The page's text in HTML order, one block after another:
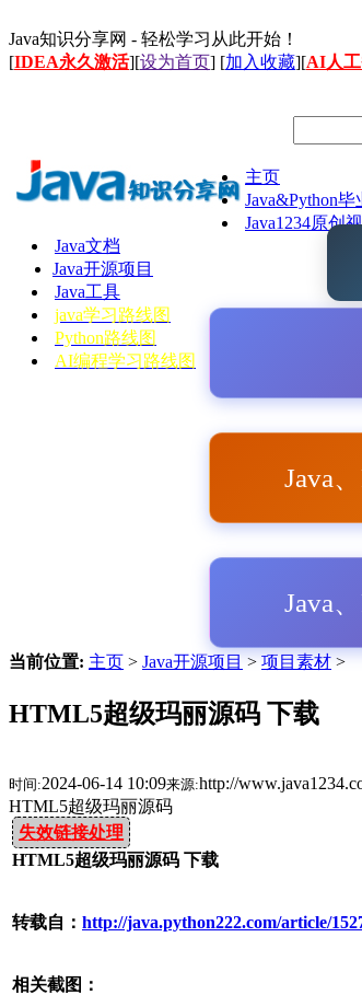
Java知识分享网 - 轻松学习从此开始！
[IDEA永久激活][设为首页] [加入收藏][AI人
主页
Java&Python
Java1234原创
Java文档
Java开源项目
Java工具
java学习路线图
Python路线图
AI编程学习路线图
Java
Java
当前位置: 主页 > Java开源项目 > 项目素材 >
HTML5超级玛丽源码 下载
时间:2024-06-14 10:09来源:http://
HTML5超级玛丽源码
失效链接处理
HTML5超级玛丽源码 下载
转载自： http://java.python222.com/article/
相关截图：